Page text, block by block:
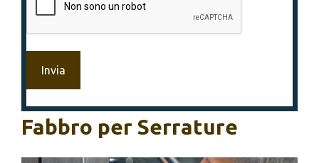
Fabbro per Serrature